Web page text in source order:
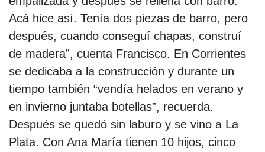
Acá hice así. Tenía dos piezas de barro, pero
después, cuando conseguí chapas, construí
de madera”, cuenta Francisco. En Corrientes
se dedicaba a la construcción y durante un
tiempo también “vendía helados en verano y
en invierno juntaba botellas”, recuerda.
Después se quedó sin laburo y se vino a La
Plata. Con Ana María tienen 10 hijos, cinco